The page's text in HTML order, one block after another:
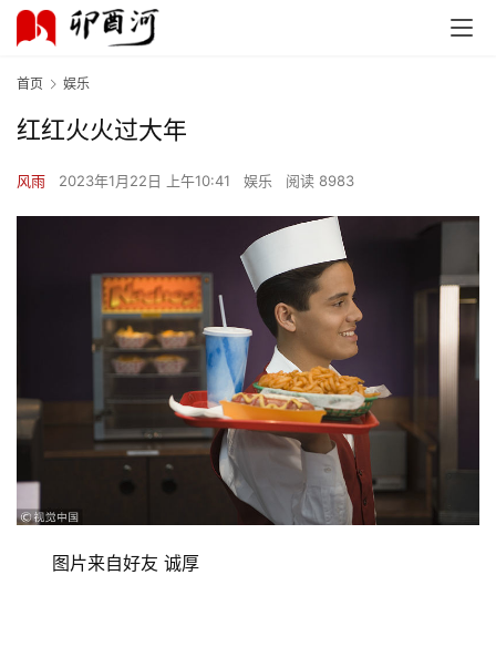
首页 娱乐
红红火火过大年
风雨 2023年1月22日 上午10:41 娱乐 阅读 8983
图片来自好友 诚厚